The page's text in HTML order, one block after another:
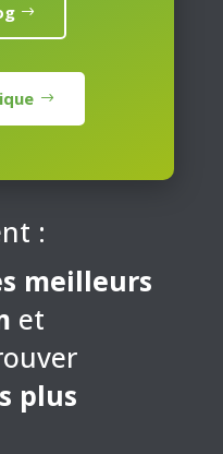
:
meilleurs
et
plus